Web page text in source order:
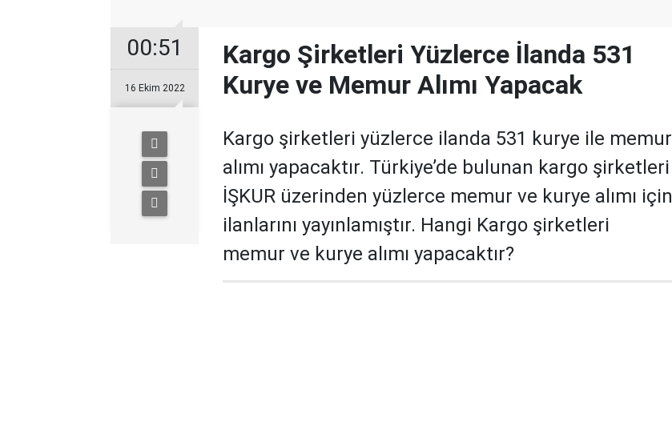
00:51
16 Ekim 2022
Kargo Şirketleri Yüzlerce İlanda 531
Kurye ve Memur Alımı Yapacak
Kargo şirketleri yüzlerce ilanda 531 kurye ile memur
alımı yapacaktır. Türkiye’de bulunan kargo şirketleri
İŞKUR üzerinden yüzlerce memur ve kurye alımı için
ilanlarını yayınlamıştır. Hangi Kargo şirketleri
memur ve kurye alımı yapacaktır?